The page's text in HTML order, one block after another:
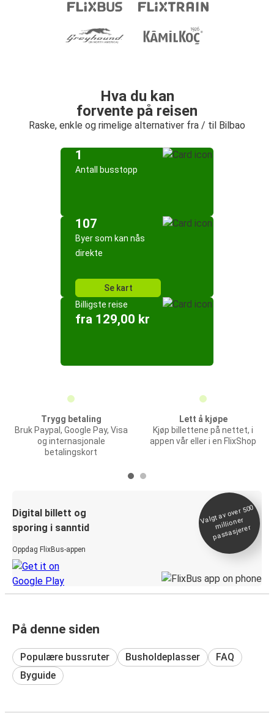
Hva du kan
forvente på reisen
Raske, enkle og rimelige alternativer fra / til Bilbao
1
Antall busstopp
107
Byer som kan nås
direkte
Se kart
Billigste reise
fra 129,00 kr
Trygg betaling
Bruk Paypal, Google Pay, Visa
og internasjonale
betalingskort
Lett å kjøpe
Kjøp billettene på nettet, i
appen vår eller i en FlixShop
Digital billett og
sporing i sanntid
Oppdag FlixBus-appen
Valgt av over 500
millioner
passasjerer
På denne siden
Populære bussruter Busholdeplasser
FAQ
Byguide